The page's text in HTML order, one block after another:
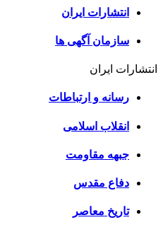
انتشارات ایران
سازمان آگهی ها
انتشارات ایران
رسانه و ارتباطات
انقلاب اسلامی
جبهه مقاومت
دفاع مقدس
تاریخ معاصر